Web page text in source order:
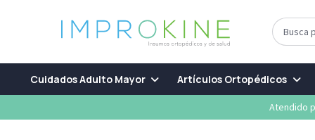
Cuidados Adulto Mayor Artículos Ortopédicos
Atendido